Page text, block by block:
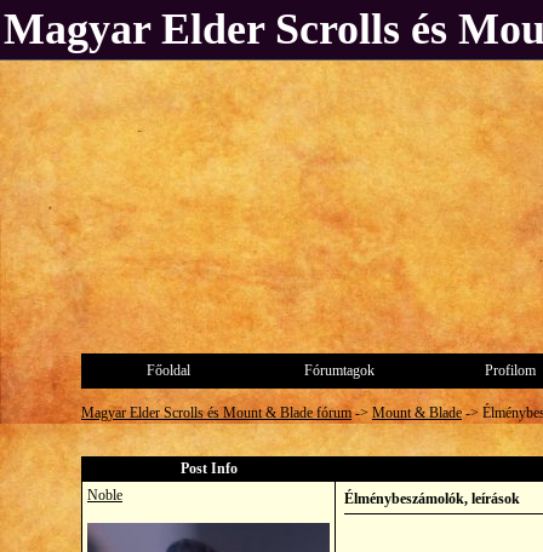
Magyar Elder Scrolls és
Főoldal Fórumtagok Profilom
Magyar Elder Scrolls és Mount & Blade fórum-> Mount & Blade ->
Post Info
Noble
Élménybeszámolók, leírások